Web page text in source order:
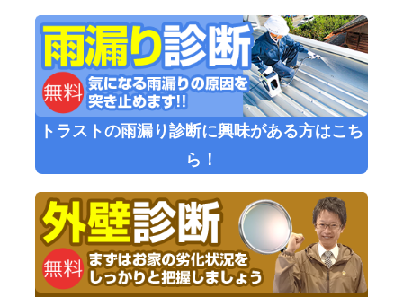
トラストの雨漏り診断に興味がある方はこち
ら！